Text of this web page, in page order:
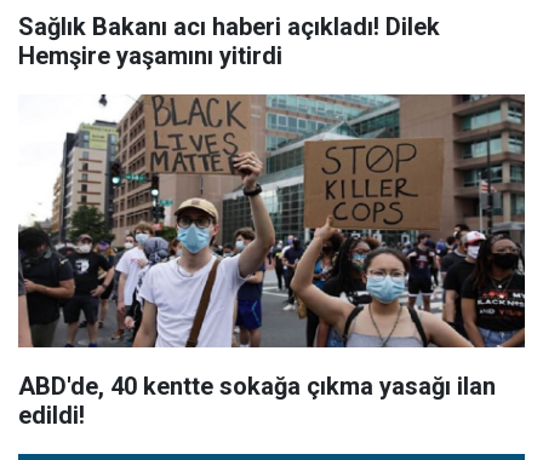
Sağlık Bakanı acı haberi açıkladı! Dilek
Hemşire yaşamını yitirdi
ABD'de, 40 kentte sokağa çıkma yasağı ilan
edildi!